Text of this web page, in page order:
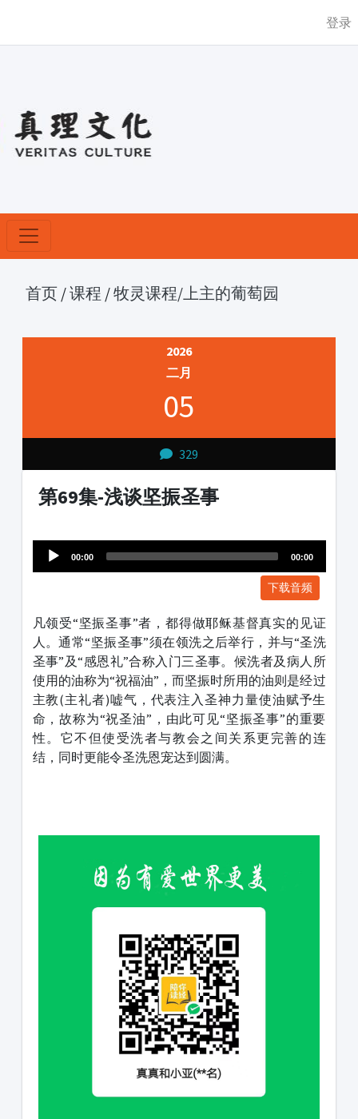
登录
首页 /课程 /牧灵课程/上主的葡萄园
2026
二月
05
329
第69集-浅谈坚振圣事
Player
00:00 00:00
下载音频
凡领受“坚振圣事”者，都得做耶稣基督真实的见证
人。通常“坚振圣事”须在领洗之后举行，并与“圣洗
圣事”及“感恩礼”合称入门三圣事。候洗者及病人所
使用的油称为“祝福油”，而坚振时所用的油则是经过
主教(主礼者)嘘气，代表注入圣神力量使油赋予生
命，故称为“祝圣油”，由此可见“坚振圣事”的重要
性。它不但使受洗者与教会之间关系更完善的连
结，同时更能令圣洗恩宠达到圆满。